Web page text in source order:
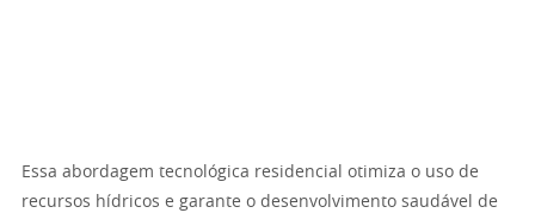
Essa abordagem tecnológica residencial otimiza o uso de
recursos hídricos e garante o desenvolvimento saudável de